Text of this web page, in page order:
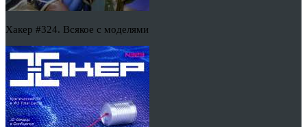
Хакер #324. Всякое с моделями